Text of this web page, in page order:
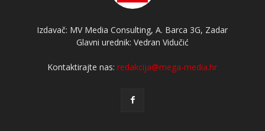
Izdavač: MV Media Consulting, A. Barca 3G, Zadar
Glavni urednik: Vedran Vidučić
Kontaktirajte nas:redakcija@mega-media.hr